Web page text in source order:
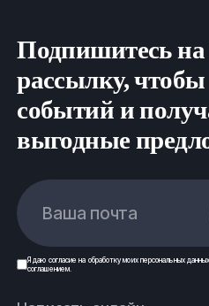
Подпишитесь
рассылку,
событий и
выгодные
Ваша почта
Я даю согласие на обработку моих персональных данных
соглашением.